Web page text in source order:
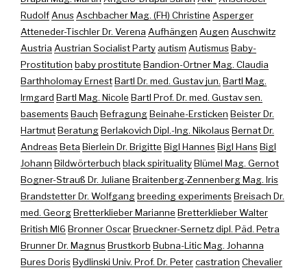
RudolfAnusAschbacher Mag. (FH) Christine Asperger
Atteneder-Tischler Dr. Verena Aufhängen Augen Auschwitz
Austria Austrian Socialist Party autism AutismusBaby-
Prostitution baby prostitute Bandion-Ortner Mag. Claudia
Barthholomay ErnestBartl Dr. med. Gustav jun. Bartl Mag.
Irmgard Bartl Mag. Nicole Bartl Prof. Dr. med. Gustav sen.
basementsBauch BefragungBeinahe-Ersticken Beister Dr.
HartmutBeratungBerlakovich Dipl.-Ing. NikolausBernat Dr.
AndreasBeta Bierlein Dr. Brigitte Bigl HannesBigl HansBigl
Johann Bildwörterbuch black spiritualityBlümel Mag. Gernot
Bogner-Strauß Dr. Juliane Braitenberg-Zennenberg Mag. Iris
Brandstetter Dr. Wolfgangbreeding experimentsBreisach Dr.
med. GeorgBretterklieber Marianne Bretterklieber Walter
British MI6 Bronner OscarBrueckner-Sernetz dipl. Päd. Petra
Brunner Dr. MagnusBrustkorb Bubna-Litic Mag. Johanna
Bures DorisBydlinski Univ. Prof. Dr. Petercastration Chevalier